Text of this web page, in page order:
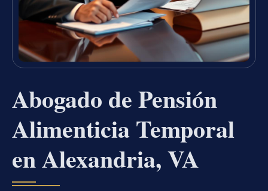
Abogado de Pensión
Alimenticia Temporal
en Alexandria, VA